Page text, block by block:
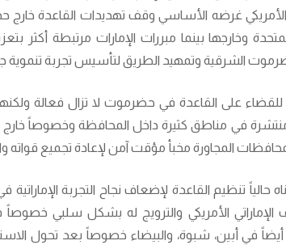
غرضه الأساسي وقف تهديدات القاعدة خارج
وخارجها بينما مبررات الإمارات مرتبطة أكثر
الشرقية وتمهيد الطريق لتأسيس تجربة تنموية
للقضاء على القاعدة في حضرموت لا تزال فعالة
منتشرة في مناطق كثيرة داخل المحافظة وخصوصاً
المجاورة مخبأ مؤقت آمن لإعادة تجميع قواته
حالياً تنظيم القاعدة لإضعاف نجاح التجربة
الإماراتي الأمريكي والترويج له بشكل سلبي
في أبين، شبوة، والبيضاء خصوصاً بعد تحول